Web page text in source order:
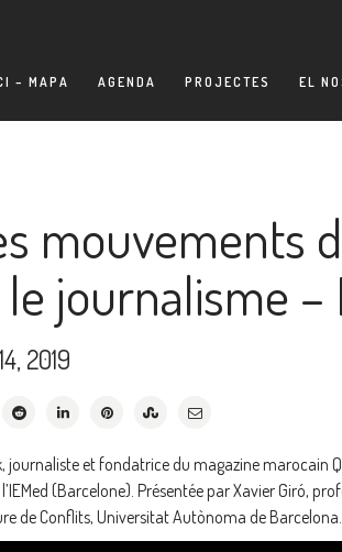
– MAPA AGENDA PROJECTES EL
mouvements
journalisme –
2019
journaliste et fondatrice du magazine marocain
(Barcelone). Présentée par Xavier Giró,
de Conflits, Universitat Autònoma de Barcelona.